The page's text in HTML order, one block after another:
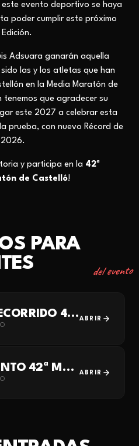
evento deportivo se haya
poder cumplir este próximo
Adsuara ganarán aquella
las y los atletas que han
en la Media Maratón de
que agradecer su
este 2027 a celebrar esta
prueba, con nuevo Récord de
2026.
y participa en la 42ª
de Castelló!
PARA
del evento
PLANO RECORRIDO 42ª EDICIÓN MEDIA MARATÓN DE CASTELLÓ 2027 ABRIR
REGLAMENTO 42ª MEDIA MARATÓN CASTELLÓ 2027 ABRIR